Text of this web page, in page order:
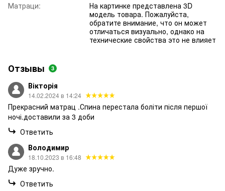
Матраци:
На картинке представлена 3D
модель товара. Пожалуйста,
обратите внимание, что он может
отличаться визуально, однако на
технические свойства это не влияет
Отзывы 3
Вікторія
14.02.2024 в 14:24
Прекрасний матрац .Спина перестала боліти після першої
ночі.доставили за 3 доби
Ответить
Володимир
18.10.2023 в 16:48
Дуже зручно.
Ответить